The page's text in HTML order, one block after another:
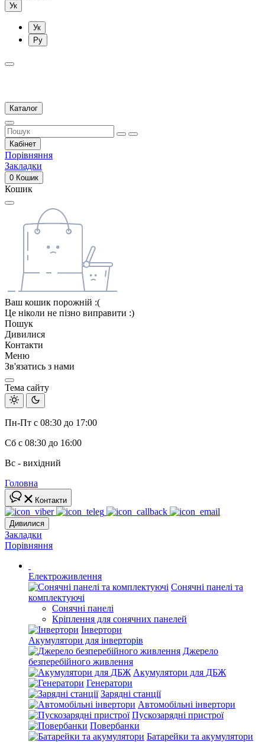
Ук
Ук
Ру
Каталог
Кабінет
Порівняння
Закладки
0 Кошик
Кошик
Ваш кошик порожній :(
Це ніколи не пізно виправити :)
Пошук
Дивилися
Контакти
Меню
Зв'язатись з нами
Тема сайту
Пн-Пт с 08:30 до 17:00
Сб с 08:30 до 16:00
Вс - вихідний
Головна
Контакти
Дивилися
Закладки
Порівняння
Електроживлення
Сонячні панелі та
комплектуючі
Сонячні панелі
Кріплення для сонячних панелей
Інвертори
Акумулятори для інверторів
Джерело
безперебійного живлення
Акумулятори для ДБЖ
Генератори
Зарядні станції
Автомобільні інвертори
Пускозарядні пристрої
Повербанки
Батарейки та акумулятори